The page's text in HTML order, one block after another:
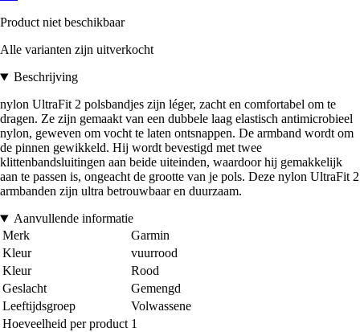
Product niet beschikbaar
Alle varianten zijn uitverkocht
Beschrijving
nylon UltraFit 2 polsbandjes zijn léger, zacht en comfortabel om te
dragen. Ze zijn gemaakt van een dubbele laag elastisch antimicrobieel
nylon, geweven om vocht te laten ontsnappen. De armband wordt om
de pinnen gewikkeld. Hij wordt bevestigd met twee
klittenbandsluitingen aan beide uiteinden, waardoor hij gemakkelijk
aan te passen is, ongeacht de grootte van je pols. Deze nylon UltraFit 2
armbanden zijn ultra betrouwbaar en duurzaam.
Aanvullende informatie
Merk
Garmin
Kleur
vuurrood
Kleur
Rood
Geslacht
Gemengd
Leeftijdsgroep
Volwassene
Hoeveelheid per product 1